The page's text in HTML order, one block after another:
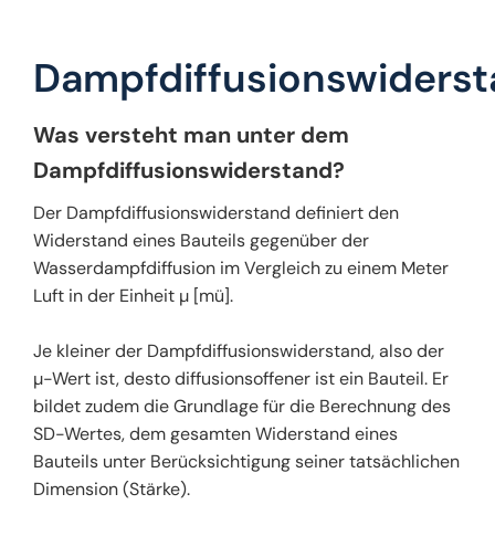
Was versteht man unter dem
Dampfdiffusionswiderstand?
Der Dampfdiffusionswiderstand definiert den
Widerstand eines Bauteils gegenüber der
Wasserdampfdiffusion im Vergleich zu einem Meter
Luft in der Einheit µ [mü].
Je kleiner der Dampfdiffusionswiderstand, also der
µ-Wert ist, desto diffusionsoffener ist ein Bauteil. Er
bildet zudem die Grundlage für die Berechnung des
SD-Wertes, dem gesamten Widerstand eines
Bauteils unter Berücksichtigung seiner tatsächlichen
Dimension (Stärke).